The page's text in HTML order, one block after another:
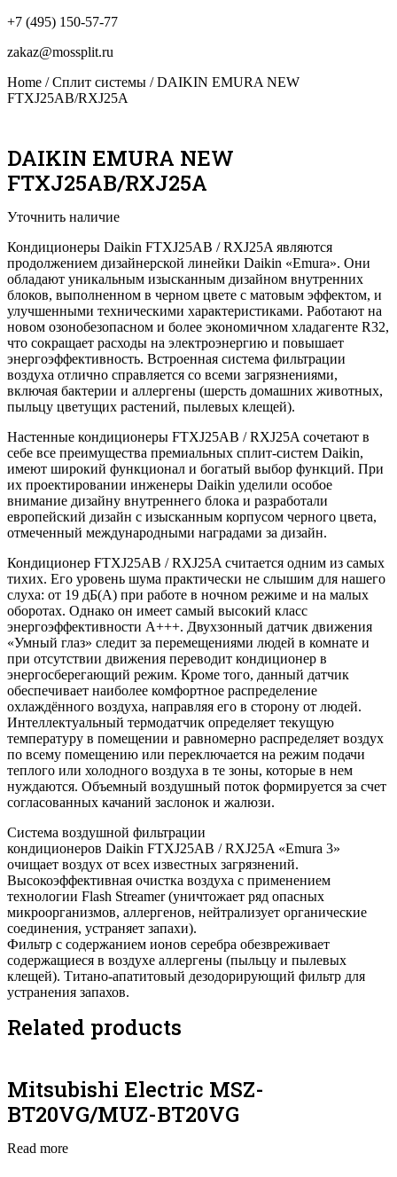
+7 (495) 150-57-77
zakaz@mossplit.ru
Home /Сплит системы / DAIKIN EMURA NEW
FTXJ25AB/RXJ25A
DAIKIN EMURA NEW
FTXJ25AB/RXJ25A
Уточнить наличие
Кондиционеры Daikin FTXJ25AB / RXJ25A являются
продолжением дизайнерской линейки Daikin «Emura». Они
обладают уникальным изысканным дизайном внутренних
блоков, выполненном в черном цвете с матовым эффектом, и
улучшенными техническими характеристиками. Работают на
новом озонобезопасном и более экономичном хладагенте R32,
что сокращает расходы на электроэнергию и повышает
энергоэффективность. Встроенная система фильтрации
воздуха отлично справляется со всеми загрязнениями,
включая бактерии и аллергены (шерсть домашних животных,
пыльцу цветущих растений, пылевых клещей).
Настенные кондиционеры FTXJ25AB / RXJ25A сочетают в
себе все преимущества премиальных сплит-систем Daikin,
имеют широкий функционал и богатый выбор функций. При
их проектировании инженеры Daikin уделили особое
внимание дизайну внутреннего блока и разработали
европейский дизайн с изысканным корпусом черного цвета,
отмеченный международными наградами за дизайн.
Кондиционер FTXJ25AB / RXJ25A считается одним из самых
тихих. Его уровень шума практически не слышим для нашего
слуха: от 19 дБ(А) при работе в ночном режиме и на малых
оборотах. Однако он имеет самый высокий класс
энергоэффективности А+++. Двухзонный датчик движения
«Умный глаз» следит за перемещениями людей в комнате и
при отсутствии движения переводит кондиционер в
энергосберегающий режим. Кроме того, данный датчик
обеспечивает наиболее комфортное распределение
охлаждённого воздуха, направляя его в сторону от людей.
Интеллектуальный термодатчик определяет текущую
температуру в помещении и равномерно распределяет воздух
по всему помещению или переключается на режим подачи
теплого или холодного воздуха в те зоны, которые в нем
нуждаются. Объемный воздушный поток формируется за счет
согласованных качаний заслонок и жалюзи.
Система воздушной фильтрации
кондиционеров Daikin FTXJ25AB / RXJ25A «Emura 3»
очищает воздух от всех известных загрязнений.
Высокоэффективная очистка воздуха с применением
технологии Flash Streamer (уничтожает ряд опасных
микроорганизмов, аллергенов, нейтрализует органические
соединения, устраняет запахи).
Фильтр с содержанием ионов серебра обезвреживает
содержащиеся в воздухе аллергены (пыльцу и пылевых
клещей). Титано-апатитовый дезодорирующий фильтр для
устранения запахов.
Related products
Mitsubishi Electric MSZ-
BT20VG/MUZ-BT20VG
Read more